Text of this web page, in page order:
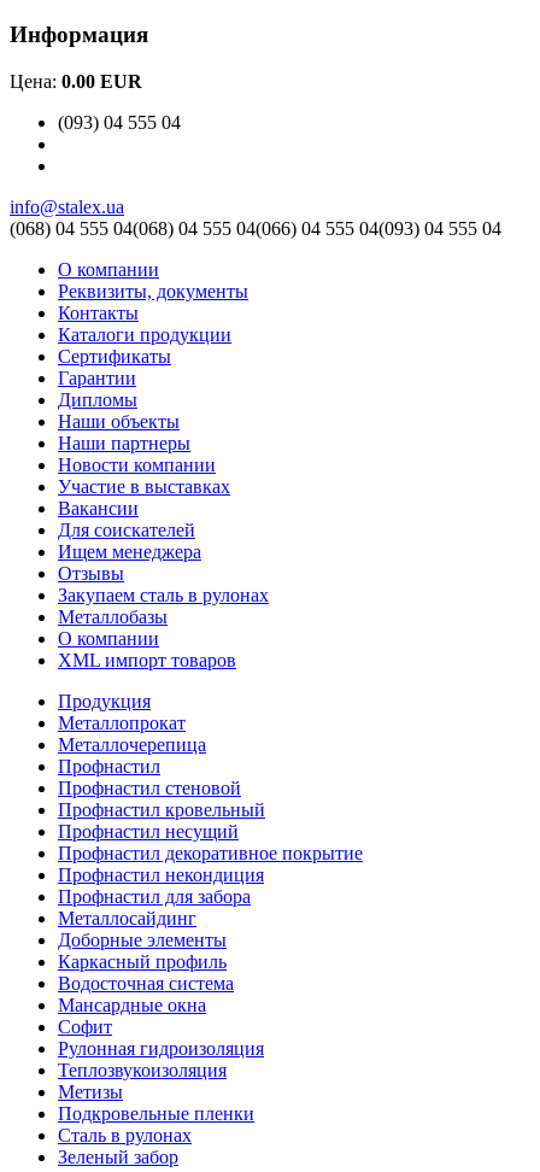
Информация
Цена: 0.00 EUR
(093) 04 555 04
info@stalex.ua
(068) 04 555 04(068) 04 555 04(066) 04 555 04(093) 04 555 04
О компании
Реквизиты, документы
Контакты
Каталоги продукции
Сертификаты
Гарантии
Дипломы
Наши объекты
Наши партнеры
Новости компании
Участие в выставках
Вакансии
Для соискателей
Ищем менеджера
Отзывы
Закупаем сталь в рулонах
Металлобазы
О компании
XML импорт товаров
Продукция
Металлопрокат
Металлочерепица
Профнастил
Профнастил стеновой
Профнастил кровельный
Профнастил несущий
Профнастил декоративное покрытие
Профнастил некондиция
Профнастил для забора
Металлосайдинг
Доборные элементы
Каркасный профиль
Водосточная система
Мансардные окна
Софит
Рулонная гидроизоляция
Теплозвукоизоляция
Метизы
Подкровельные пленки
Сталь в рулонах
Зеленый забор